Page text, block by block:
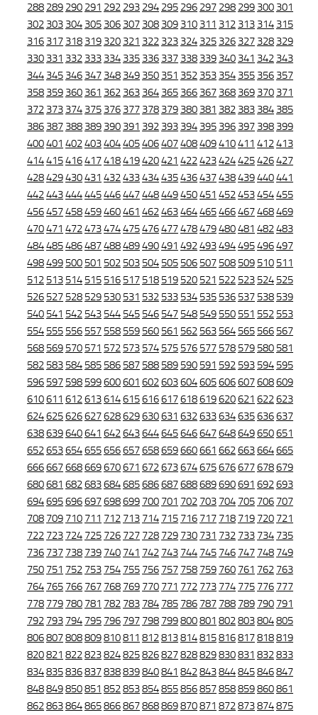
288 289 290 291 292 293 294 295 296 297 298 299 300 301
302 303 304 305 306 307 308 309 310 311 312 313 314 315
316 317 318 319 320 321 322 323 324 325 326 327 328 329
330 331 332 333 334 335 336 337 338 339 340 341 342 343
344 345 346 347 348 349 350 351 352 353 354 355 356 357
358 359 360 361 362 363 364 365 366 367 368 369 370 371
372 373 374 375 376 377 378 379 380 381 382 383 384 385
386 387 388 389 390 391 392 393 394 395 396 397 398 399
400401 402403404405406407408409410411 412413
414415416417418419420421 422423424425426427
428429430431 432433434435436437438439440441
442443444445446447448449450451 452453454455
456457458459460461 462463464465466467468469
470471 472473474475476477478479480481 482483
484485486487488489490491 492493494495496497
498499 500 501 502 503 504 505 506 507 508 509 510 511
512 513 514 515 516 517 518 519 520 521 522 523 524 525
526 527 528 529 530 531 532 533 534 535 536 537 538 539
540 541 542 543 544 545 546 547 548 549 550 551 552 553
554 555 556 557 558 559 560 561 562 563 564 565 566 567
568 569 570 571 572 573 574 575 576 577 578 579 580 581
582 583 584 585 586 587 588 589 590 591 592 593 594 595
596 597 598 599600601 602603604605606607608609
610611 612613614615616617618619620621 622623
624625626627628629630631 632633634635636637
638639640641 642643644645646647648649650651
652653654655656657658659660661 662663664665
666667668669670671 672673674675676677678679
680681 682683684685686687688689690691 692693
694695696697698699 700 701 702 703 704 705 706 707
708 709 710 711 712 713 714 715 716 717 718 719 720 721
722 723 724 725 726 727 728 729 730 731 732 733 734 735
736 737 738 739 740 741 742 743 744 745 746 747 748 749
750 751 752 753 754 755 756 757 758 759 760 761 762 763
764 765 766 767 768 769 770 771 772 773 774 775 776 777
778 779 780 781 782 783 784 785 786 787 788 789 790 791
792 793 794 795 796 797 798 799800801 802803804805
806807808809810811 812813814815816817818819
820821 822823824825826827828829830831 832833
834835836837838839840841 842843844845846847
848849850851 852853854855856857858859860861
862863864865866867868869870871 872873874875